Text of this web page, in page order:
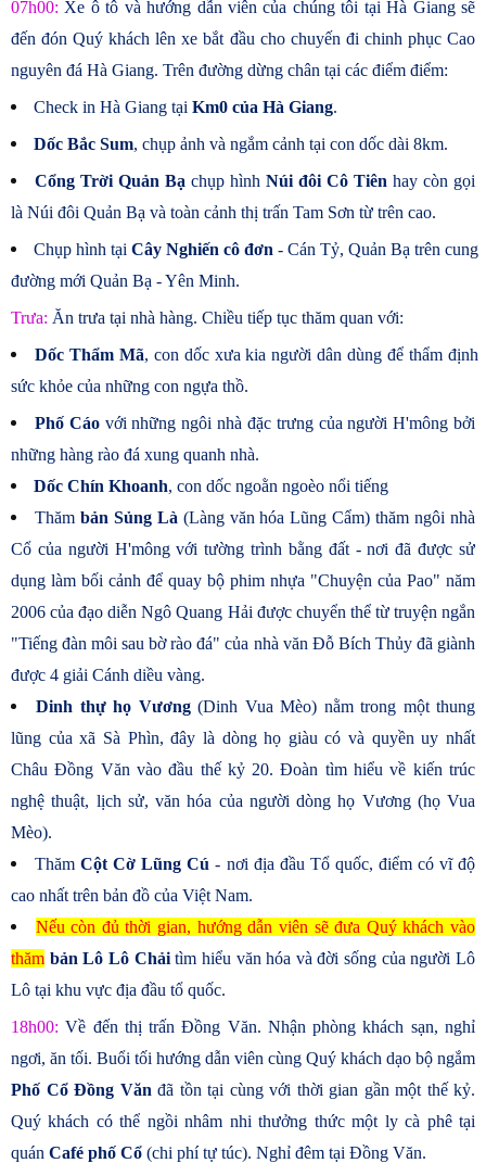
07h00: Xe ô tô và hướng dẫn viên của chúng tôi tại Hà Giang sẽ
đến đón Quý khách lên xe bắt đầu cho chuyến đi chinh phục Cao
nguyên đá Hà Giang. Trên đường dừng chân tại các điểm điểm:
Check in Hà Giang tại Km0 của Hà Giang.
Dốc Bắc Sum, chụp ảnh và ngắm cảnh tại con dốc dài 8km.
Cổng Trời Quản Bạ chụp hình Núi đôi Cô Tiên hay còn gọi
là Núi đôi Quản Bạ và toàn cảnh thị trấn Tam Sơn từ trên cao.
Chụp hình tại Cây Nghiến cô đơn - Cán Tỷ, Quản Bạ trên cung
đường mới Quản Bạ - Yên Minh.
Trưa: Ăn trưa tại nhà hàng. Chiều tiếp tục thăm quan với:
Dốc Thẩm Mã, con dốc xưa kia người dân dùng để thẩm định
sức khỏe của những con ngựa thồ.
Phố Cáovới những ngôi nhà đặc trưng của người H'mông bởi
những hàng rào đá xung quanh nhà.
Dốc Chín Khoanh, con dốc ngoằn ngoèo nổi tiếng
Thăm bản Sủng Là (Làng văn hóa Lũng Cẩm) thăm ngôi nhà
Cổ của người H'mông với tường trình bằng đất - nơi đã được sử
dụng làm bối cảnh để quay bộ phim nhựa "Chuyện của Pao" năm
2006 của đạo diễn Ngô Quang Hải được chuyển thể từ truyện ngắn
"Tiếng đàn môi sau bờ rào đá" của nhà văn Đỗ Bích Thủy đã giành
được 4 giải Cánh diều vàng.
Dinh thự họ Vương(Dinh Vua Mèo) nằm trong một thung
lũng của xã Sà Phìn, đây là dòng họ giàu có và quyền uy nhất
Châu Đồng Văn vào đầu thế kỷ 20. Đoàn tìm hiểu về kiến trúc
nghệ thuật, lịch sử, văn hóa của người dòng họ Vương (họ Vua
Mèo).
ThămCột Cờ Lũng Cú- nơi địa đầu Tổ quốc, điểm có vĩ độ
cao nhất trên bản đồ của Việt Nam.
Nếu còn đủ thời gian, hướng dẫn viên sẽ đưa Quý khách vào
thăm bản Lô Lô Chảitìm hiểu văn hóa và đời sống của người Lô
Lô tại khu vực địa đầu tổ quốc.
18h00: Về đến thị trấn Đồng Văn. Nhận phòng khách sạn, nghỉ
ngơi, ăn tối. Buổi tối hướng dẫn viên cùng Quý khách dạo bộ ngắm
Phố Cổ Đồng Văn đã tồn tại cùng với thời gian gần một thế kỷ.
Quý khách có thể ngồi nhâm nhi thưởng thức một ly cà phê tại
quán Café phố Cổ (chi phí tự túc). Nghỉ đêm tại Đồng Văn.